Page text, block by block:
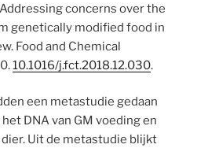
concerns over the
genetically modified food in
Food and Chemical
10.1016/j.fct.2018.12.030.
een metastudie gedaan
DNA van GM voeding en
Uit de metastudie blijkt